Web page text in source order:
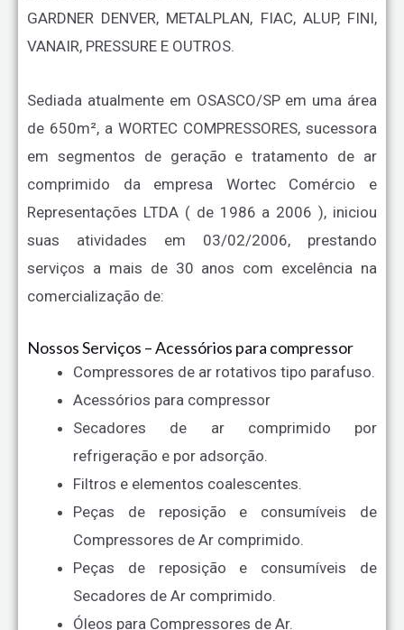
GARDNER DENVER, METALPLAN, FIAC, ALUP, FINI,
VANAIR, PRESSURE E OUTROS.
Sediada atualmente em OSASCO/SP em uma área
de 650m², a WORTEC COMPRESSORES, sucessora
em segmentos de geração e tratamento de ar
comprimido da empresa Wortec Comércio e
Representações LTDA ( de 1986 a 2006 ), iniciou
suas atividades em 03/02/2006, prestando
serviços a mais de 30 anos com excelência na
comercialização de:
Nossos Serviços – Acessórios para compressor
Compressores de ar rotativos tipo parafuso.
Acessórios para compressor
Secadores de ar comprimido por
refrigeração e por adsorção.
Filtros e elementos coalescentes.
Peças de reposição e consumíveis de
Compressores de Ar comprimido.
Peças de reposição e consumíveis de
Secadores de Ar comprimido.
Óleos para Compressores de Ar.